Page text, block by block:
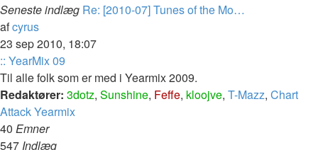
Seneste indlæg Re: [2010-07] Tunes of the Mo…
afcyrusVis
det
seneste
indlæg
23 sep 2010, 18:07
:: YearMix 09
Til alle folk som er med i Yearmix 2009.
Redaktører: 3dotz, Sunshine, Feffe, kloojve, T-Mazz, Chart
Attack Yearmix
40 Emner
547 Indlæg